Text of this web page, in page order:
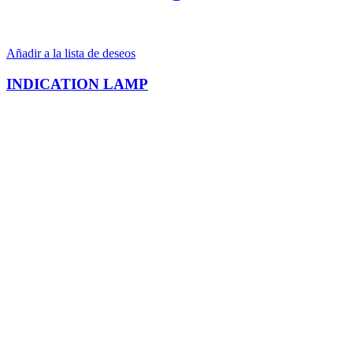
Añadir a la lista de deseos
INDICATION LAMP